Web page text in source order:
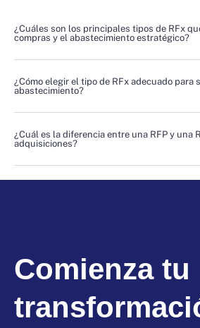
¿Cuáles son los principales tipos de RFx
compras y el abastecimiento estratégico?
¿Cómo elegir el tipo de RFx adecuado para
abastecimiento?
¿Cuál es la diferencia entre una RFP y una
adquisiciones?
Comienza tu